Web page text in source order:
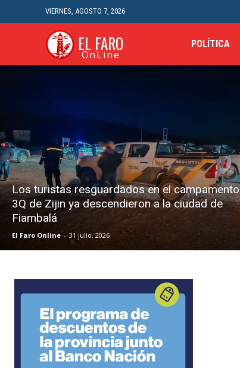
VIERNES, AGOSTO 7, 2026
EL FARO
OnLine
POLÍTICA
Los turistas resguardados en el campamento
3Q de Zijin ya descendieron a la ciudad de
Fiambalá
El Faro Online - 31 julio, 2026